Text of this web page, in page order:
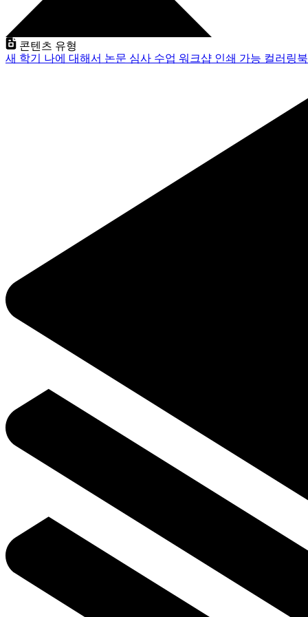
콘텐츠 유형
새 학기 나에 대해서 논문 심사 수업 워크샵 인쇄 가능 컬러링북